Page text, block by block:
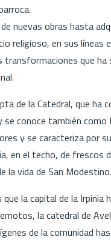
nuevas obras hasta
religioso, en sus líneas
que ha
de la Catedral, que ha
conoce también como
y se caracteriza por
en el techo, de frescos
la vida de San Modestino.
la capital de la Irpinia
la catedral de
de la comunidad